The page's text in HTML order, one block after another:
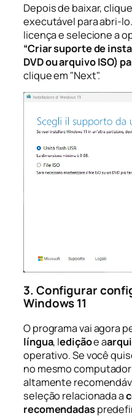
Depois de baixar,
executável para abri-
licença e selecione a
“Criar suporte de
DVD ou arquivo ISO)
clique em "Next".
3. Configurar
Windows 11
O programa vai agora
língua, lediçãoe a
operativo. Se você
no mesmo
altamente
seleção relacionada a
recomendadas